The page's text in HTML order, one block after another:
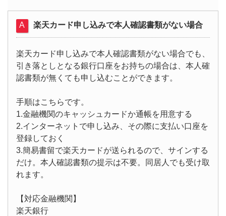
楽天カード申し込みで本人確認書類がない場合
楽天カード申し込みで本人確認書類がない場合でも、
引き落としとなる銀行口座をお持ちの場合は、本人確
認書類が無くても申し込むことができます。
手順はこちらです。
1.金融機関のキャッシュカードか通帳を用意する
2.インターネットで申し込み、その際に支払い口座を
登録しておく
3.簡易書留で楽天カードが送られるので、サインする
だけ。本人確認書類の提示は不要。同居人でも受け取
れます。
【対応金融機関】
楽天銀行